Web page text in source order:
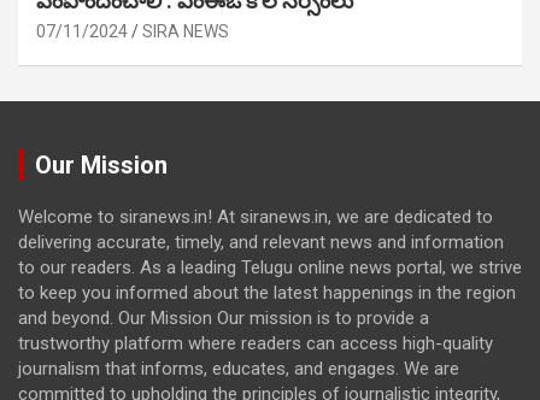
07/11/2024 SIRA NEWS
Our Mission
Welcome to siranews.in! At siranews.in, we are dedicated to
delivering accurate, timely, and relevant news and information
to our readers. As a leading Telugu online news portal, we strive
to keep you informed about the latest happenings in the region
and beyond. Our Mission Our mission is to provide a
trustworthy platform where readers can access high-quality
journalism that informs, educates, and engages. We are
committed to upholding the principles of journalistic integrity,